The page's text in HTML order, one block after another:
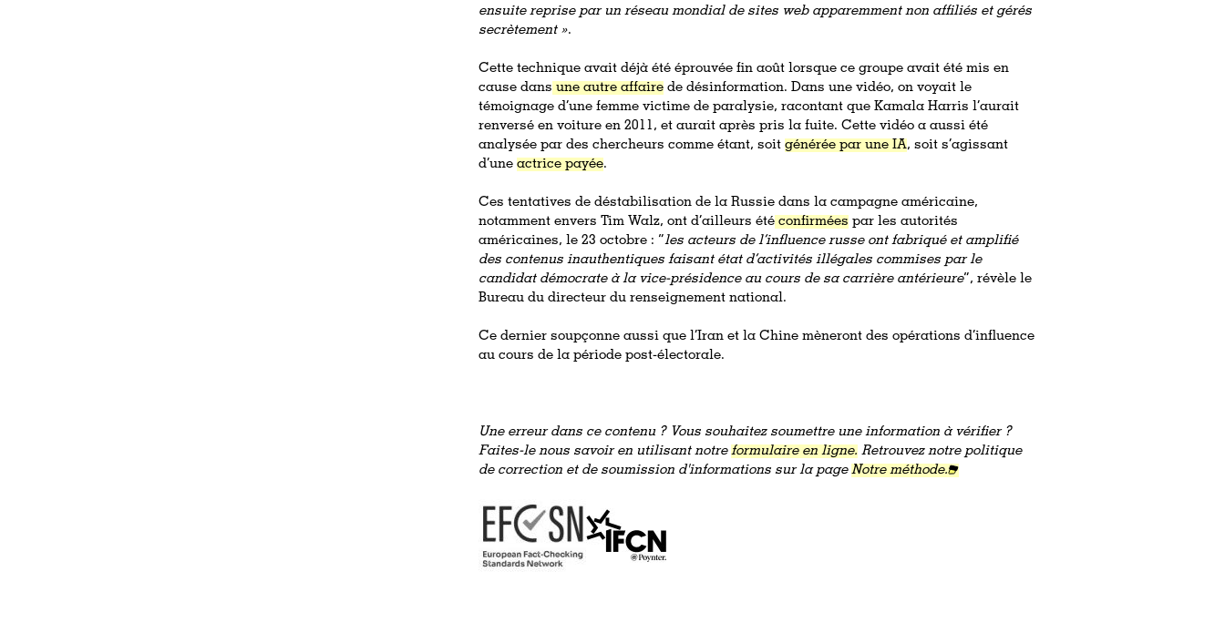
ensuite reprise par un réseau mondial de sites web apparemment non affiliés et gérés
secrètement ».
Cette technique avait déjà été éprouvée fin août lorsque ce groupe avait été mis en
cause dans une autre affaire de désinformation. Dans une vidéo, on voyait le
témoignage d’une femme victime de paralysie, racontant que Kamala Harris l’aurait
renversé en voiture en 2011, et aurait après pris la fuite. Cette vidéo a aussi été
analysée par des chercheurs comme étant, soitgénérée par une IA, soit s’agissant
d’uneactrice payée.
Ces tentatives de déstabilisation de la Russie dans la campagne américaine,
notamment envers Tim Walz, ont d’ailleurs été confirmées par les autorités
américaines, le 23 octobre : “les acteurs de l’influence russe ont fabriqué et amplifié
des contenus inauthentiques faisant état d’activités illégales commises par le
candidat démocrate à la vice-présidence au cours de sa carrière antérieure”, révèle le
Bureau du directeur du renseignement national.
Ce dernier soupçonne aussi que l’Iran et la Chine mèneront des opérations d’influence
au cours de la période post-électorale.
Une erreur dans ce contenu ? Vous souhaitez soumettre une information à vérifier ?
Faites-le nous savoir en utilisant notreformulaire en ligne. Retrouvez notre politique
de correction et de soumission d'informations sur la pageNotre méthode.